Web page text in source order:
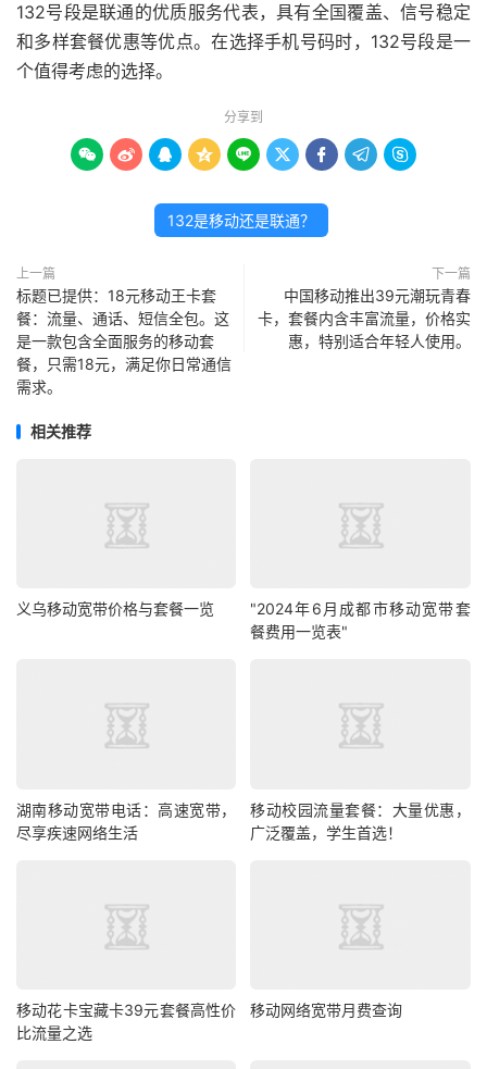
132号段是联通的优质服务代表，具有全国覆盖、信号稳定
和多样套餐优惠等优点。在选择手机号码时，132号段是一
个值得考虑的选择。
分享到
        
132是移动还是联通？
上一篇
标题已提供：18元移动王卡套
餐：流量、通话、短信全包。这
是一款包含全面服务的移动套
餐，只需18元，满足你日常通信
需求。
下一篇
中国移动推出39元潮玩青春
卡，套餐内含丰富流量，价格实
惠，特别适合年轻人使用。
相关推荐
义乌移动宽带价格与套餐一览
"2024年6月成都市移动宽带套
餐费用一览表"
湖南移动宽带电话：高速宽带，
尽享疾速网络生活
移动校园流量套餐：大量优惠，
广泛覆盖，学生首选！
移动花卡宝藏卡39元套餐高性价
比流量之选
移动网络宽带月费查询